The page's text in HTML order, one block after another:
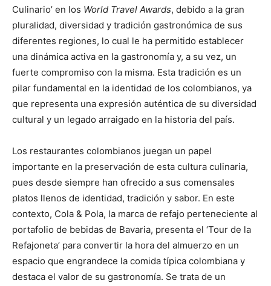
Culinario’ en los World Travel Awards, debido a la gran
pluralidad, diversidad y tradición gastronómica de sus
diferentes regiones, lo cual le ha permitido establecer
una dinámica activa en la gastronomía y, a su vez, un
fuerte compromiso con la misma. Esta tradición es un
pilar fundamental en la identidad de los colombianos, ya
que representa una expresión auténtica de su diversidad
cultural y un legado arraigado en la historia del país.
Los restaurantes colombianos juegan un papel
importante en la preservación de esta cultura culinaria,
pues desde siempre han ofrecido a sus comensales
platos llenos de identidad, tradición y sabor. En este
contexto, Cola & Pola, la marca de refajo perteneciente al
portafolio de bebidas de Bavaria, presenta el ‘Tour de la
Refajoneta’ para convertir la hora del almuerzo en un
espacio que engrandece la comida típica colombiana y
destaca el valor de su gastronomía. Se trata de un